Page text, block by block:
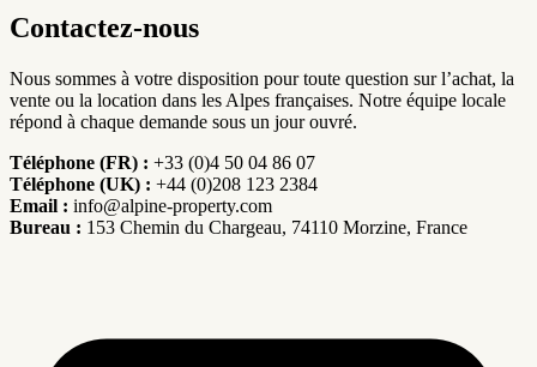
Contactez-nous
Nous sommes à votre disposition pour toute question sur l’achat, la
vente ou la location dans les Alpes françaises. Notre équipe locale
répond à chaque demande sous un jour ouvré.
Téléphone (FR) : +33 (0)4 50 04 86 07
Téléphone (UK) : +44 (0)208 123 2384
Email : info@alpine-property.com
Bureau : 153 Chemin du Chargeau, 74110 Morzine, France